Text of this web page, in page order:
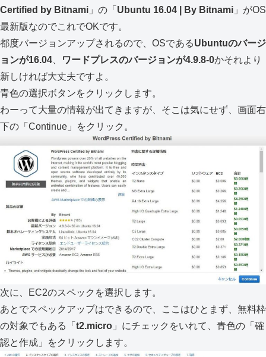
Certified by Bitnami 」の「 Ubuntu 16.04 | By Bitnami 」がOS
最新版なのでこれでOKです。
都度バージョンアップされるので、OSであるUbuntuのバージ
ョンが16.04
ワードプレスのバージョンが4.9.8-0かそれより
新しければ大丈夫ですよ。
青色の選択ボタンをクリックします。
わーって大量の情報が出てきますが、そこは気にせず、画面右
下の「Continue」をクリック。
次に、EC2のスペックを選択します。
あとでスペックアップはできるので、ここはひとまず、無料枠
の対象でもある「 t2.micro 」にチェックをいれて、青色の「確
認と作成」をクリックします。